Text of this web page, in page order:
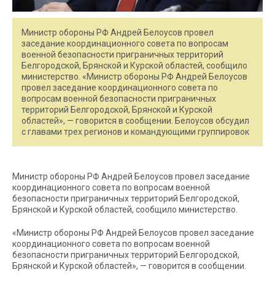
Министр обороны РФ Андрей Белоусов провел
заседание координационного совета по вопросам
военной безопасности приграничных территорий
Белгородской, Брянской и Курской областей, сообщило
министерство. «Министр обороны РФ Андрей Белоусов
провел заседание координационного совета по
вопросам военной безопасности приграничных
территорий Белгородской, Брянской и Курской
областей», — говорится в сообщении. Белоусов обсудил
с главами трех регионов и командующими группировок
Министр обороны РФ Андрей Белоусов провел заседание
координационного совета по вопросам военной
безопасности приграничных территорий Белгородской,
Брянской и Курской областей, сообщило министерство.
«Министр обороны РФ Андрей Белоусов провел заседание
координационного совета по вопросам военной
безопасности приграничных территорий Белгородской,
Брянской и Курской областей», — говорится в сообщении.